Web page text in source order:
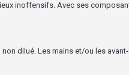
inoffensifs. Avec ses
non dilué. Les mains et/ou les